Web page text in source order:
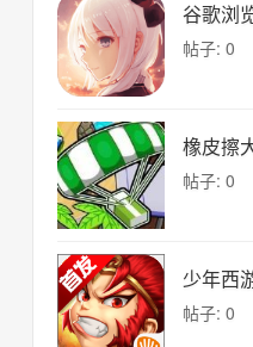
谷歌浏
帖子: 0
橡皮擦
帖子: 0
少年西
帖子: 0